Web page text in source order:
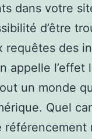
dans votre
d’être
requêtes des
appelle l’effet
un monde
Quel
référencement